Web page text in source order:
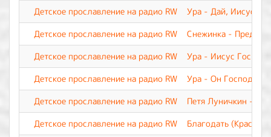
Детское прославление на радио RW
Ура - Дай, Иисус,
Детское прославление на радио RW
Снежинка -
Детское прославление на радио RW
Ура - Иисус Господь
Детское прославление на радио RW
Ура - Он Господь.
Детское прославление на радио RW
Петя Луничкин -
Детское прославление на радио RW
Благодать